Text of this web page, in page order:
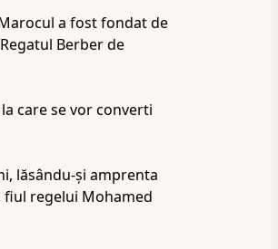
a fost fondat de
Berber de
care se vor converti
lăsându-și amprenta
fiul regelui Mohamed